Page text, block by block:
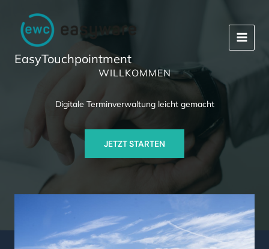
springen
EasyTouchpointment
WILLKOMMEN
Digitale Terminverwaltung leicht gemacht
JETZT STARTEN